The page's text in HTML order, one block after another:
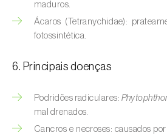
Cacaueiro (Theobroma
Cajueiro ( Anacardium
Cana-de-açúcar (
Cânhamo / Canábis (
maduros.
Ácaros (Tetranychidae):
fotossintética.
6. Principais doenças
Podridões radiculares:
mal drenados.
Cancros e necroses: causados